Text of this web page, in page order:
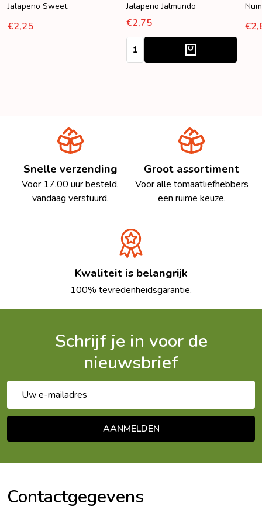
Jalapeno Sweet
€2,25
Jalapeno Jalmundo
€2,75
Aantal:
Snelle verzending
Voor 17.00 uur besteld,
vandaag verstuurd.
Groot assortiment
Voor alle tomaatliefhebbers
een ruime keuze.
Kwaliteit is belangrijk
100% tevredenheidsgarantie.
Schrijf je in voor de
nieuwsbrief
mailadres
AANMELDEN
Contactgegevens